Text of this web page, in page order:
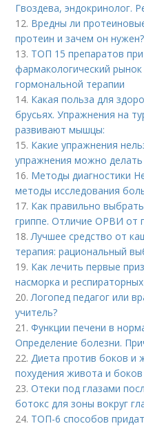
Гвоздева, эндокринолог.
12. Вредны ли
протеин и зачем он
13. ТОП 15 препаратов
фармакологический
гормональной терапии
14. Какая польза для
брусьях. Упражнения на
развивают мышцы:
15. Какие упражнения
упражнения можно
16. Методы диагностики
методы исследования
17. Как правильно
гриппе. Отличие ОРВИ от
18.Лучшее средство от
терапия: рациональный
19. Как лечить первые
насморка и
20.Логопед педагог или
учитель?
21.Функции печени в
Определение болезни.
22.Диета против боков и
похудения живота и боков
23.Отеки под глазами
ботокс для зоны вокруг
24. ТОП-6 способов